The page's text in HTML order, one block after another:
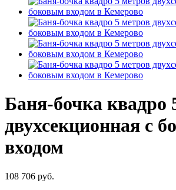
Баня-бочка квадро
двухсекционная с
входом
108 706 руб.